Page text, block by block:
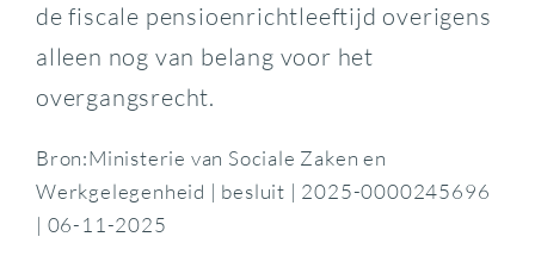
de fiscale pensioenrichtleeftijd overigens
alleen nog van belang voor het
overgangsrecht.
Bron:Ministerie van Sociale Zaken en
Werkgelegenheid | besluit | 2025-0000245696
| 06-11-2025